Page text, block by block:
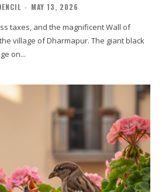
- MAY 13, 2026
taxes, and the magnificent Wall of
village of Dharmapur. The giant black
on...